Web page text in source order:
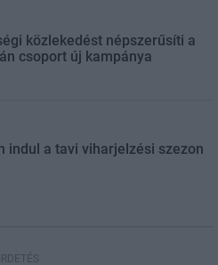
közlekedést népszerűsíti a
csoport új kampánya
indul a tavi viharjelzési szezon